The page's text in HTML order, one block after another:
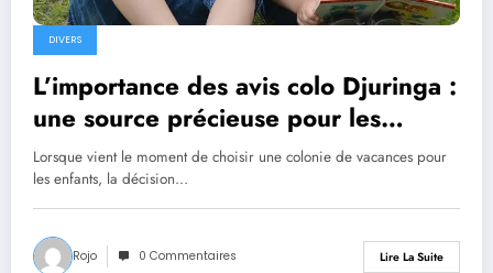
DIVERS
L’importance des avis colo Djuringa :
une source précieuse pour les
parents
Lorsque vient le moment de choisir une colonie de vacances pour
les enfants, la décision…
Rojo 0 Commentaires Lire La Suite